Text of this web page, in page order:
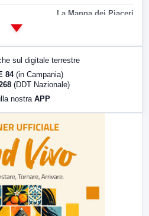
La Mappa dei Piaceri
LabNews (replica)
sul digitale terrestre
84 (in Campania)
(DDT Nazionale)
nostra APP